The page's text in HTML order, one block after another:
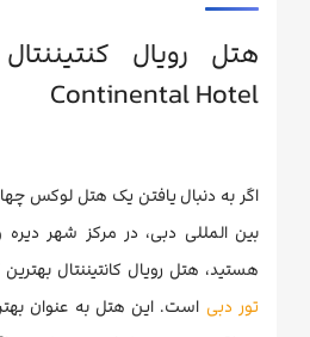
Continental Hotel
اگر به دنبال یافتن یک هتل لوکس
بین المللی دبی، در مرکز شهر دیره
هستید، هتل رویال کانتیننتال
تور دبی است. این هتل به عنوان